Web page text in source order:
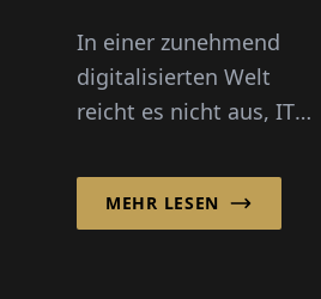
In einer zunehmend
digitalisierten Welt
reicht es nicht aus, IT
unterstützende
Funktion innerhalb
MEHR LESEN